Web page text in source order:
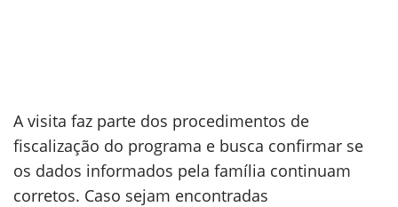
A visita faz parte dos procedimentos de
fiscalização do programa e busca confirmar se
os dados informados pela família continuam
corretos. Caso sejam encontradas